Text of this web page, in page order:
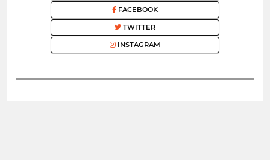
FACEBOOK
TWITTER
INSTAGRAM